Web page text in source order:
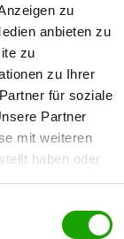
zu
anbieten zu
zu
zu Ihrer
für soziale
Partner
mit weiteren
haben oder
gesammelt